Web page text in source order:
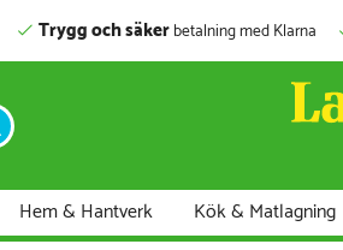
Trygg och säkerbetalning med Klarna
Hem & Hantverk Kök & Matlagning